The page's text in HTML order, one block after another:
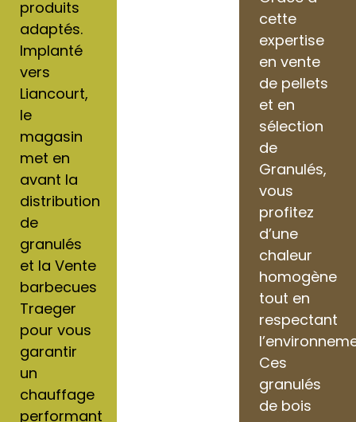
produits
adaptés.
Implanté
vers
Liancourt,
le
magasin
met en
avant la
distribution
de
granulés
et la Vente
barbecues
Traeger
pour vous
garantir
un
chauffage
performant
cette
expertise
en vente
de pellets
et en
sélection
de
Granulés,
vous
profitez
d’une
chaleur
homogène
tout en
respectant
Ces
granulés
de bois